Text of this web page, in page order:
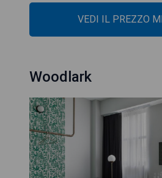
VEDI IL PREZZO
Woodlark